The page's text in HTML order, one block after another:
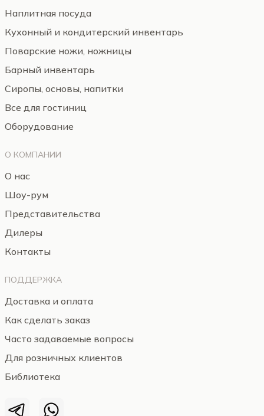
Наплитная посуда
Кухонный и кондитерский инвентарь
Поварские ножи, ножницы
Барный инвентарь
Сиропы, основы, напитки
Все для гостиниц
Оборудование
О КОМПАНИИ
О нас
Шоу-рум
Представительства
Дилеры
Контакты
ПОДДЕРЖКА
Доставка и оплата
Как сделать заказ
Часто задаваемые вопросы
Для розничных клиентов
Библиотека